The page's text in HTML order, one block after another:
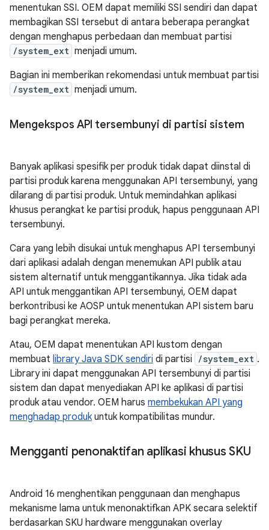
menentukan SSI. OEM dapat memiliki SSI sendiri dan dapat
membagikan SSI tersebut di antara beberapa perangkat
dengan menghapus perbedaan dan membuat partisi
/system_ext menjadi umum.
Bagian ini memberikan rekomendasi untuk membuat partisi
/system_ext menjadi umum.
Mengekspos API tersembunyi di partisi sistem
Banyak aplikasi spesifik per produk tidak dapat diinstal di
partisi produk karena menggunakan API tersembunyi, yang
dilarang di partisi produk. Untuk memindahkan aplikasi
khusus perangkat ke partisi produk, hapus penggunaan API
tersembunyi.
Cara yang lebih disukai untuk menghapus API tersembunyi
dari aplikasi adalah dengan menemukan API publik atau
sistem alternatif untuk menggantikannya. Jika tidak ada
API untuk menggantikan API tersembunyi, OEM dapat
berkontribusi ke AOSP untuk menentukan API sistem baru
bagi perangkat mereka.
Atau, OEM dapat menentukan API kustom dengan
membuat library Java SDK sendiri di partisi /system_ext .
Library ini dapat menggunakan API tersembunyi di partisi
sistem dan dapat menyediakan API ke aplikasi di partisi
produk atau vendor. OEM harus membekukan API yang
menghadap produkuntuk kompatibilitas mundur.
Mengganti penonaktifan aplikasi khusus SKU
Android 16 menghentikan penggunaan dan menghapus
mekanisme lama untuk menonaktifkan APK secara selektif
berdasarkan SKU hardware menggunakan overlay